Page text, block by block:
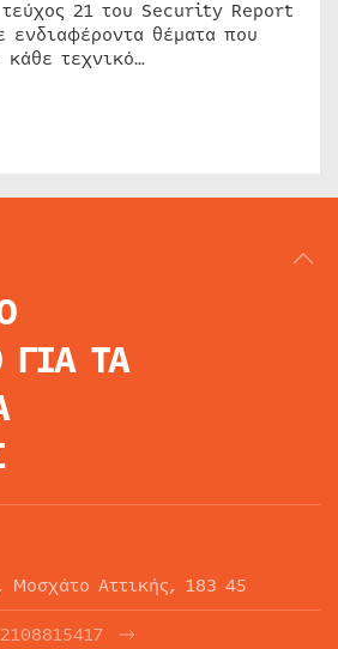
21 του Security Report
ενδιαφέροντα θέματα που
κάθε τεχνικό…
ΓΙΑ ΤΑ
Αττικής, 183 45
2108815417